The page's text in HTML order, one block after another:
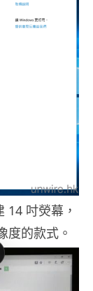
吋熒幕，
度的款式。